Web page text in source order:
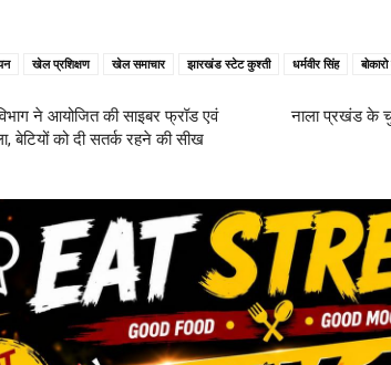
खेल प्रशिक्षण खेल समाचार झारखंड स्टेट कुश्ती धर्मवीर सिंह
ने आयोजित की साइबर फ्रॉड एवं
बेटियों को दी सतर्क रहने की सीख
नाला प्रखंड के